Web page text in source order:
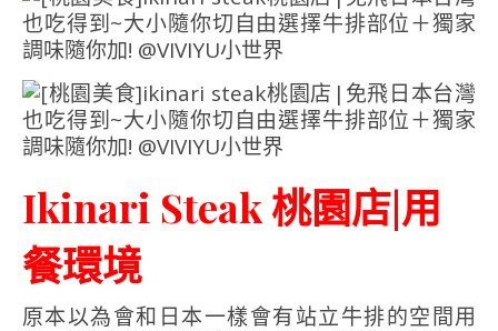
Ikinari Steak 桃園店|用
餐環境
原本以為會和日本一樣會有站立牛排的空間用